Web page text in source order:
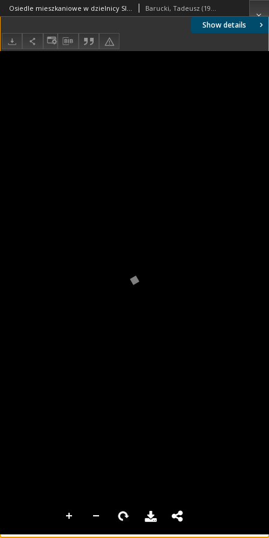
Show details
Osiedle mieszkaniowe w dzielnicy Slotervaart w zachodniej części miasta, parterowe domy w układzie szeregowym przy Wilhelmina Druckerstraat, Amsterdam, Niderlandy Barucki, Tadeusz (1922- ). Fotograf